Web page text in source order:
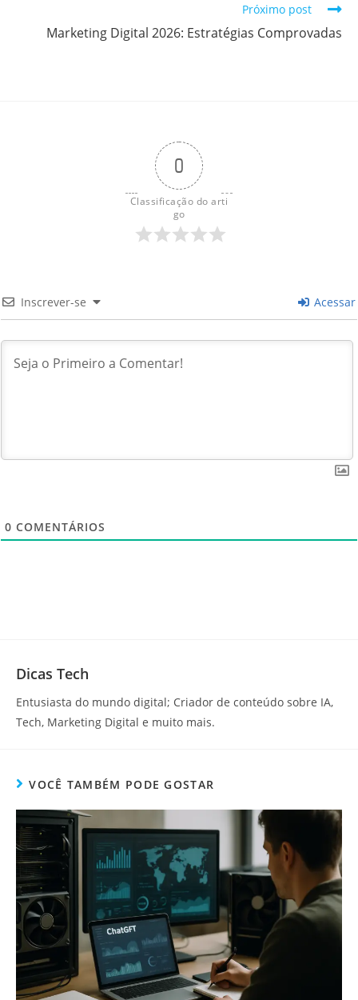
Próximo post
Marketing Digital 2026: Estratégias Comprovadas
0
Classificação do arti
go
Inscrever-se Acessar
0 COMENTÁRIOS
Dicas Tech
Entusiasta do mundo digital; Criador de conteúdo sobre IA,
Tech, Marketing Digital e muito mais.
VOCÊ TAMBÉM PODE GOSTAR